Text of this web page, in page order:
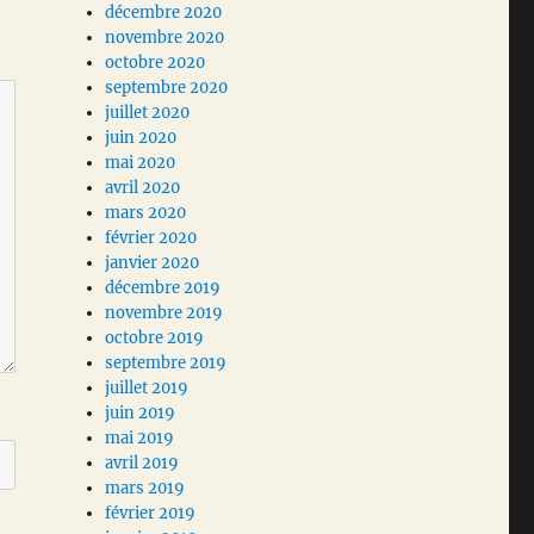
décembre 2020
novembre 2020
octobre 2020
septembre 2020
juillet 2020
juin 2020
mai 2020
avril 2020
mars 2020
février 2020
janvier 2020
décembre 2019
novembre 2019
octobre 2019
septembre 2019
juillet 2019
juin 2019
mai 2019
avril 2019
mars 2019
février 2019